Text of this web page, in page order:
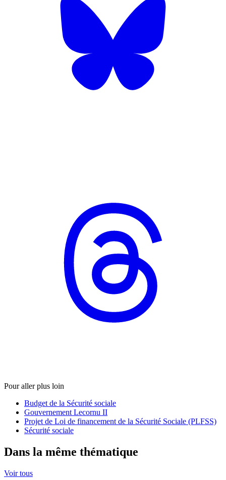
Pour aller plus loin
Budget de la Sécurité sociale
Gouvernement Lecornu II
Projet de Loi de financement de la Sécurité Sociale (PLFSS)
Sécurité sociale
Dans la même thématique
Voir tous